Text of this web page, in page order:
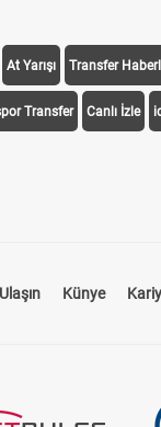
At Yarışı Transfer
Transfer Canlı İzle
Künye